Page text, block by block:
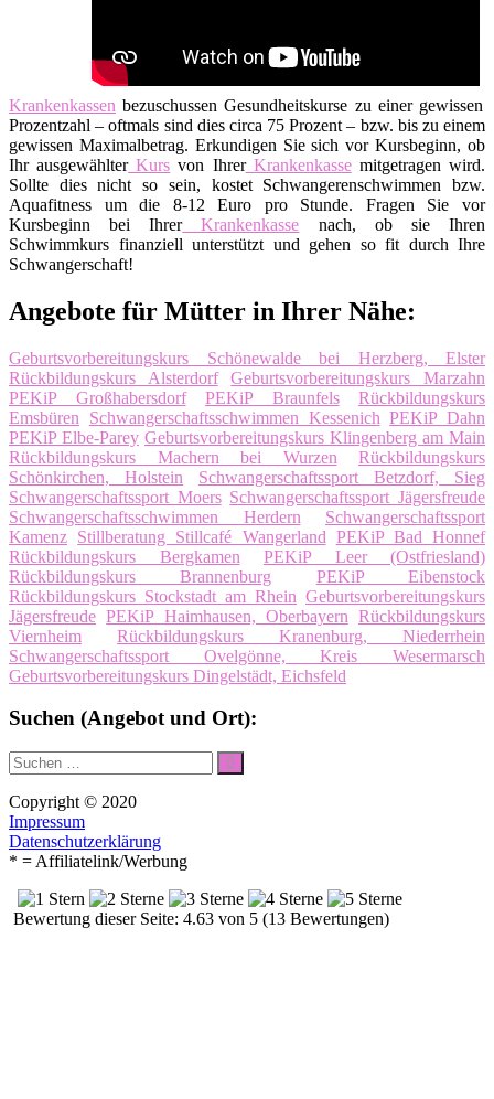
Krankenkassen bezuschussen Gesundheitskurse zu einer gewissen
Prozentzahl – oftmals sind dies circa 75 Prozent – bzw. bis zu einem
gewissen Maximalbetrag. Erkundigen Sie sich vor Kursbeginn, ob
Ihr ausgewählterKurs von IhrerKrankenkassemitgetragen wird.
Sollte dies nicht so sein, kostet Schwangerenschwimmen bzw.
Aquafitness um die 8-12 Euro pro Stunde. Fragen Sie vor
Kursbeginn bei IhrerKrankenkasse nach, ob sie Ihren
Schwimmkurs finanziell unterstützt und gehen so fit durch Ihre
Schwangerschaft!
Angebote für Mütter in Ihrer Nähe:
Geburtsvorbereitungskurs Schönewalde bei Herzberg, Elster
Rückbildungskurs Alsterdorf
Geburtsvorbereitungskurs Marzahn
PEKiP Großhabersdorf
PEKiP Braunfels
Rückbildungskurs
Emsbüren
Schwangerschaftsschwimmen Kessenich PEKiP Dahn
PEKiP Elbe-Parey Geburtsvorbereitungskurs Klingenberg am Main
Rückbildungskurs Machern bei Wurzen
Rückbildungskurs
Schönkirchen, Holstein
Schwangerschaftssport Betzdorf, Sieg
Schwangerschaftssport Moers Schwangerschaftssport Jägersfreude
Schwangerschaftsschwimmen Herdern
Schwangerschaftssport
Kamenz Stillberatung Stillcafé Wangerland PEKiP Bad Honnef
Rückbildungskurs Bergkamen
PEKiP Leer (Ostfriesland)
Rückbildungskurs Brannenburg
PEKiP Eibenstock
Rückbildungskurs Stockstadt am Rhein Geburtsvorbereitungskurs
Jägersfreude PEKiP Haimhausen, Oberbayern Rückbildungskurs
Viernheim
Rückbildungskurs Kranenburg, Niederrhein
Schwangerschaftssport Ovelgönne, Kreis Wesermarsch
Geburtsvorbereitungskurs Dingelstädt, Eichsfeld
Suchen (Angebot und Ort):
Suche
nach:
Suchen
Copyright © 2020
Impressum
Datenschutzerklärung
* = Affiliatelink/Werbung
Bewertung dieser Seite: 4.63 von 5 (13 Bewertungen)